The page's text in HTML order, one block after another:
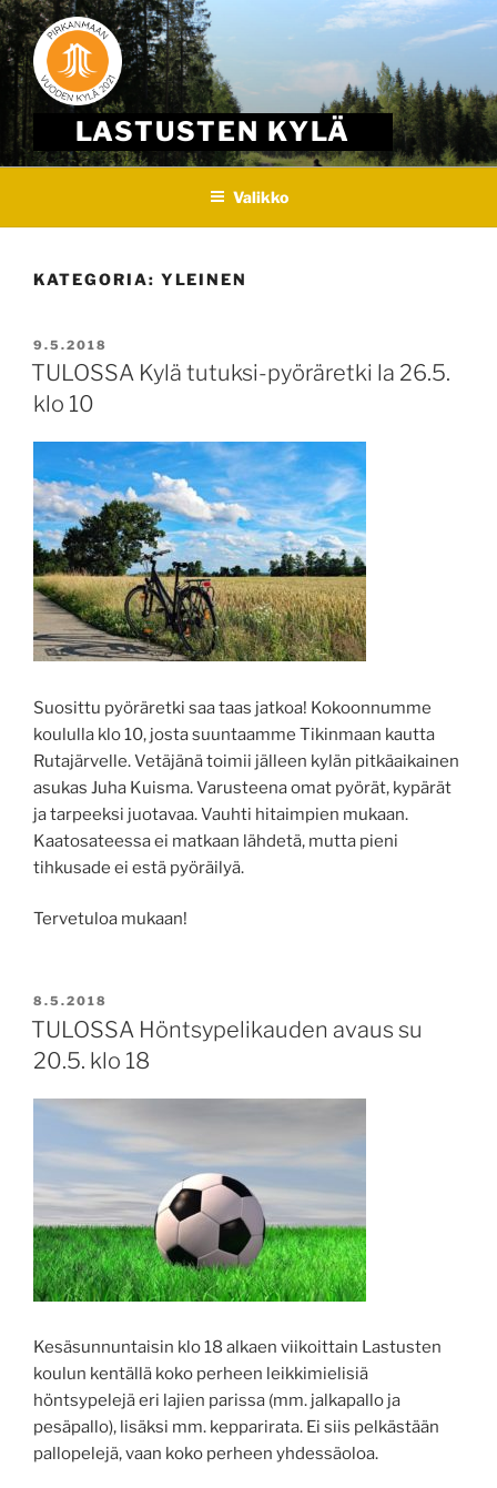
Skip
to
content
LASTUSTEN KYLÄ
Valikko
KATEGORIA: YLEINEN
JULKAISTU
9.5.2018
TULOSSA Kylä tutuksi-pyöräretki la 26.5.
klo 10
Suosittu pyöräretki saa taas jatkoa! Kokoonnumme
koululla klo 10, josta suuntaamme Tikinmaan kautta
Rutajärvelle. Vetäjänä toimii jälleen kylän pitkäaikainen
asukas Juha Kuisma. Varusteena omat pyörät, kypärät
ja tarpeeksi juotavaa. Vauhti hitaimpien mukaan.
Kaatosateessa ei matkaan lähdetä, mutta pieni
tihkusade ei estä pyöräilyä.
Tervetuloa mukaan!
JULKAISTU
8.5.2018
TULOSSA Höntsypelikauden avaus su
20.5. klo 18
Kesäsunnuntaisin klo 18 alkaen viikoittain Lastusten
koulun kentällä koko perheen leikkimielisiä
höntsypelejä eri lajien parissa (mm. jalkapallo ja
pesäpallo), lisäksi mm. kepparirata. Ei siis pelkästään
pallopelejä, vaan koko perheen yhdessäoloa.